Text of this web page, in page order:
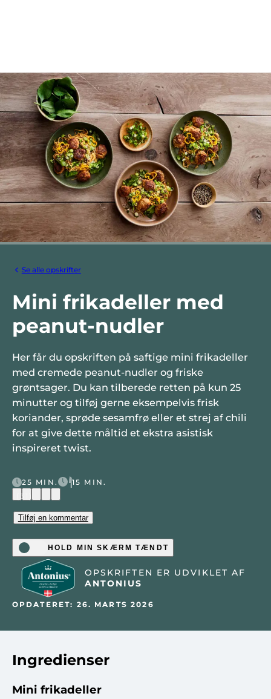
Se alle opskrifter
Mini frikadeller med
peanut-nudler
Her får du opskriften på saftige mini frikadeller
med cremede peanut-nudler og friske
grøntsager. Du kan tilberede retten på kun 25
minutter og tilføj gerne eksempelvis frisk
koriander, sprøde sesamfrø eller et strej af chili
for at give dette måltid et ekstra asistisk
inspireret twist.
25 MIN.
15 MIN.
(31)
Tilføj en kommentar
HOLD MIN SKÆRM TÆNDT
OPSKRIFTEN ER UDVIKLET AF
ANTONIUS
OPDATERET: 26. MARTS 2026
Ingredienser
Mini frikadeller